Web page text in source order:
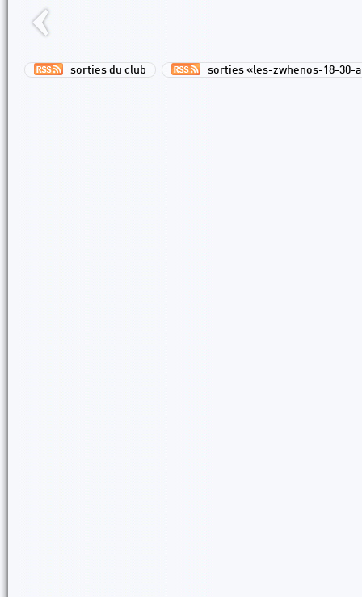
sorties du club sorties «les-zwhenos-18-30-